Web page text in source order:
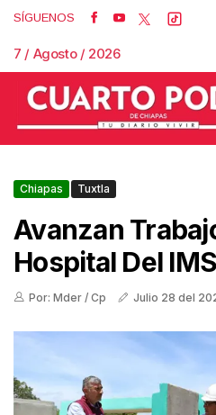
SÍGUENOS
7 / Agosto / 2026
Chiapas Tuxtla
Avanzan
Hospital Del
Por: Mder / Cp Julio 28 del